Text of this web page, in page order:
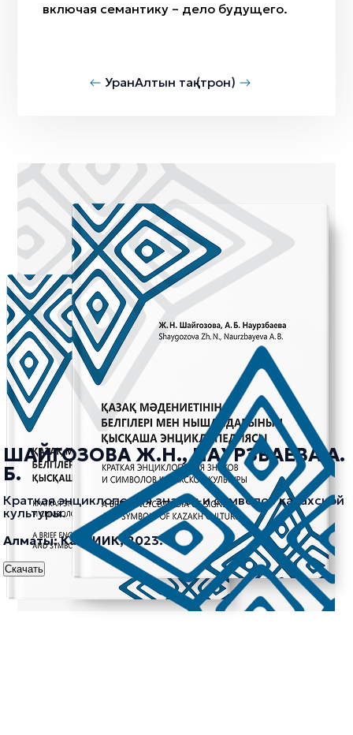
включая семантику – дело будущего.
УранАлтын тақ (трон)
ШАЙГОЗОВА Ж.Н., НАУРЗБАЕВА А.
Б.
Краткая энциклопедия знаков и символов казахской
культуры.
Алматы: КазНИИК, 2023.
Скачать